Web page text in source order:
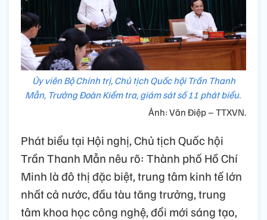
Ủy viên Bộ Chính trị, Chủ tịch Quốc hội Trần Thanh
Mẫn, Trưởng Đoàn Kiểm tra, giám sát số 11 phát biểu.
Ảnh: Văn Điệp – TTXVN.
Phát biểu tại Hội nghị, Chủ tịch Quốc hội
Trần Thanh Mẫn nêu rõ: Thành phố Hồ Chí
Minh là đô thị đặc biệt, trung tâm kinh tế lớn
nhất cả nước, đầu tàu tăng trưởng, trung
tâm khoa học công nghệ, đổi mới sáng tạo,